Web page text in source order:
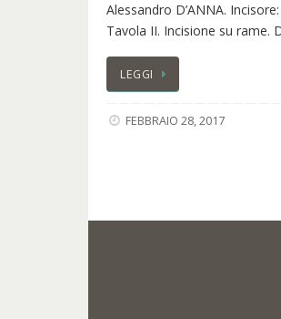
Alessandro D’ANNA.
Tavola II. Incisione su rame.
LEGGI
FEBBRAIO 28, 2017